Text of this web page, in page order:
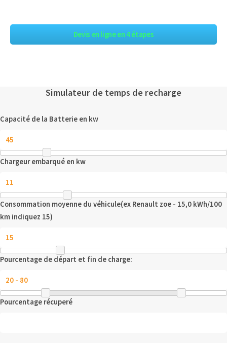
Devis en ligne en 4 étapes
Simulateur de temps de recharge
Capacité de la Batterie en kw
Chargeur embarqué en kw
Consommation moyenne du véhicule(ex Renault zoe - 15,0 kWh/100
km indiquez 15)
Pourcentage de départ et fin de charge:
Pourcentage récuperé